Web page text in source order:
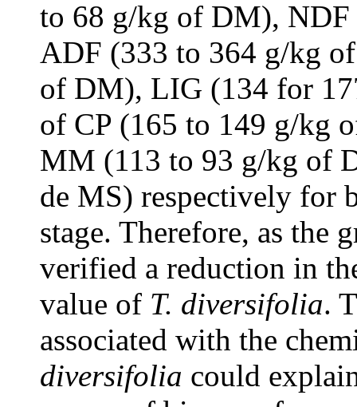
to 68 g/kg of DM),
ADF (333 to 364 g/kg
of DM), LIG (134 for
of CP (165 to 149 g/kg
MM (113 to 93 g/kg of
de MS) respectively for
stage. Therefore, as the
verified a reduction in
value of T. diversifolia.
associated with the
diversifolia could